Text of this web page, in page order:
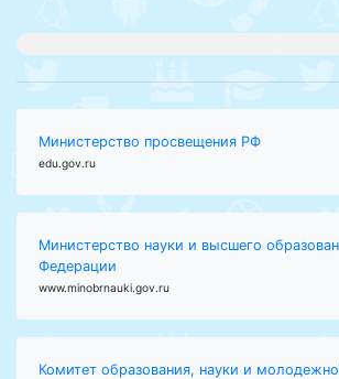
Министерство просвещения РФ
edu.gov.ru
Министерство науки и высшего
Федерации
www.minobrnauki.gov.ru
Комитет образования, науки и